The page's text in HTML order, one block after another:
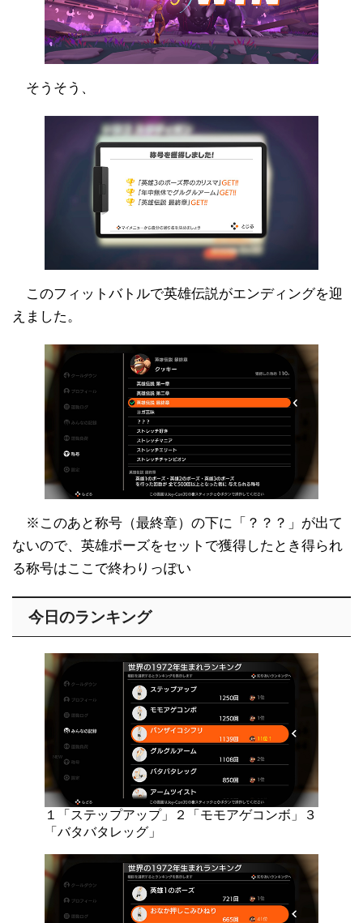
そうそう、
このフィットバトルで英雄伝説がエンディングを迎
えました。
※このあと称号（最終章）の下に「？？？」が出て
ないので、英雄ポーズをセットで獲得したとき得られ
る称号はここで終わりっぽい
今日のランキング
１「ステップアップ」２「モモアゲコンボ」３
「バタバタレッグ」